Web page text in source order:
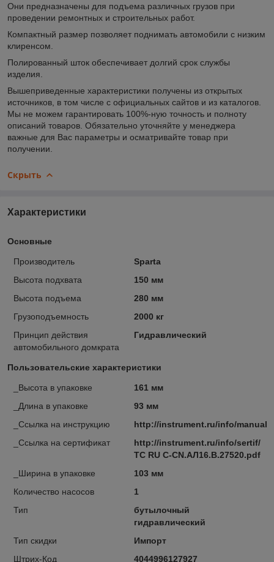
Они предназначены для подъема различных грузов при
проведении ремонтных и строительных работ.
Компактный размер позволяет поднимать автомобили с низким
клиренсом.
Полированный шток обеспечивает долгий срок службы
изделия.
Вышеприведенные характеристики получены из открытых
источников, в том числе с официальных сайтов и из каталогов.
Мы не можем гарантировать 100%-ную точность и полноту
описаний товаров. Обязательно уточняйте у менеджера
важные для Вас параметры и осматривайте товар при
получении.
Скрыть
Характеристики
Основные
Производитель
Sparta
Высота подхвата
150 мм
Высота подъема
280 мм
Грузоподъемность
2000 кг
Принцип действия
автомобильного домкрата
Гидравлический
Пользовательские характеристики
_Высота в упаковке
161 мм
_Длина в упаковке
93 мм
_Ссылка на инструкцию
http://instrument.ru/info/manual/
_Ссылка на сертификат
http://instrument.ru/info/sertif/
ТС RU С-CN.АЛ16.В.27520.pdf
_Ширина в упаковке
103 мм
Количество насосов
1
Тип
бутылочный
гидравлический
Тип скидки
Импорт
Штрих-Код
4044996127927